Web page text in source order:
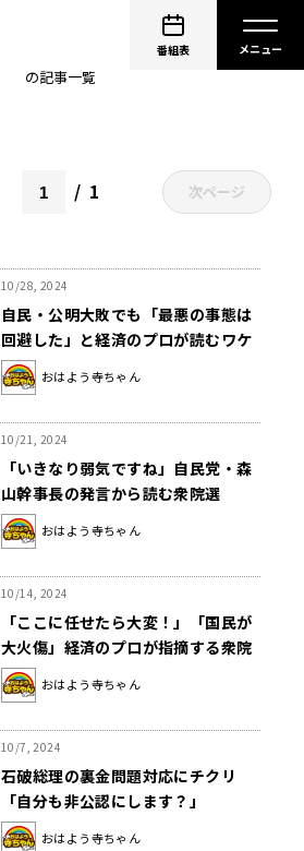
番組表
の記事一覧
1 次ページ
10/28, 2024
自民・公明大敗でも「最悪の事態は
回避した」と経済のプロが読むワケ
は？
おはよう寺ちゃん
10/21, 2024
「いきなり弱気ですね」自民党・森
山幹事長の発言から読む衆院選
おはよう寺ちゃん
10/14, 2024
「ここに任せたら大変！」「国民が
大火傷」経済のプロが指摘する衆院
選の注意点
おはよう寺ちゃん
10/7, 2024
石破総理の裏金問題対応にチクリ
「自分も非公認にします？」
おはよう寺ちゃん